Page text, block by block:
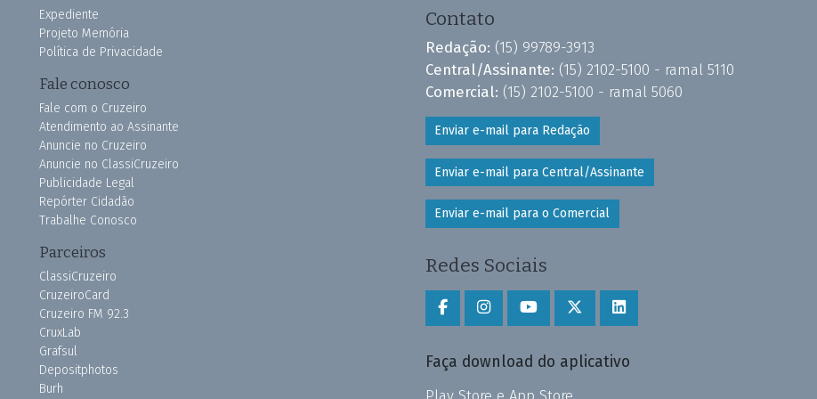
Expediente
Projeto Memória
Política de Privacidade
Fale conosco
Fale com o Cruzeiro
Atendimento ao Assinante
Anuncie no Cruzeiro
Anuncie no ClassiCruzeiro
Publicidade Legal
Repórter Cidadão
Trabalhe Conosco
Parceiros
ClassiCruzeiro
CruzeiroCard
Cruzeiro FM 92.3
CruxLab
Grafsul
Depositphotos
Burh
Contato
Redação: (15) 99789-3913
Central/Assinante: (15) 2102-5100 - ramal 5110
Comercial: (15) 2102-5100 - ramal 5060
Enviar e-mail para Redação
Enviar e-mail para Central/Assinante
Enviar e-mail para o Comercial
Redes Sociais
Faça download do aplicativo
Play Store e App Store